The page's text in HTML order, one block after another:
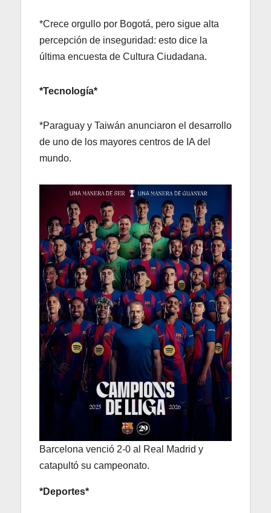
*Crece orgullo por Bogotá, pero sigue alta
percepción de inseguridad: esto dice la
última encuesta de Cultura Ciudadana.
*Tecnología*
*Paraguay y Taiwán anunciaron el desarrollo
de uno de los mayores centros de IA del
mundo.
Barcelona venció 2-0 al Real Madrid y
catapultó su campeonato.
*Deportes*